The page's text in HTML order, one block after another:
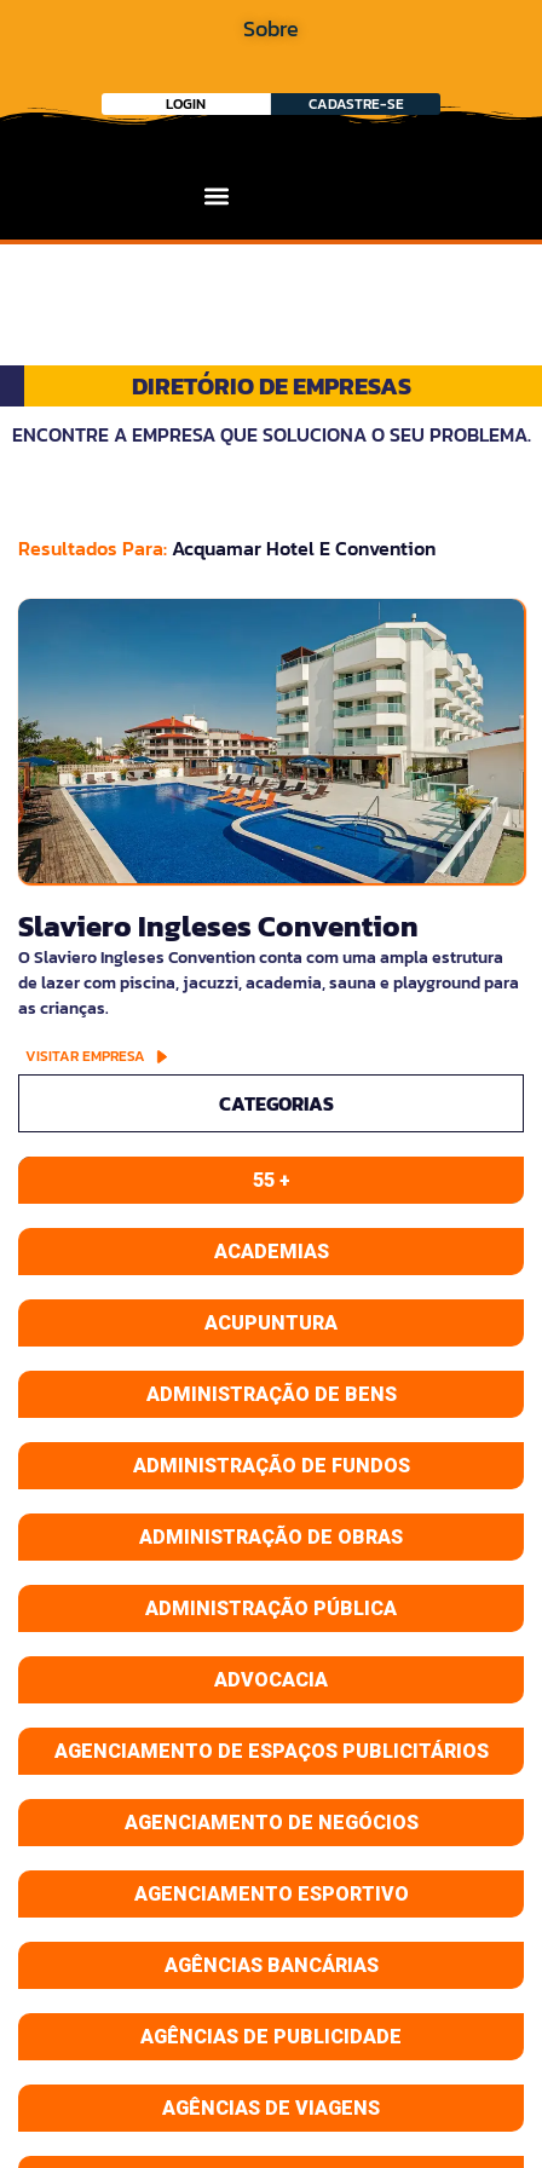
Sobre
LOGIN CADASTRE-SE
DIRETÓRIO DE EMPRESAS
ENCONTRE A EMPRESA QUE SOLUCIONA O SEU PROBLEMA.
Resultados Para:Acquamar Hotel E Convention
Slaviero Ingleses Convention
O Slaviero Ingleses Convention conta com uma ampla estrutura
de lazer com piscina, jacuzzi, academia, sauna e playground para
as crianças.
VISITAR EMPRESA
CATEGORIAS
55 +
ACADEMIAS
ACUPUNTURA
ADMINISTRAÇÃO DE BENS
ADMINISTRAÇÃO DE FUNDOS
ADMINISTRAÇÃO DE OBRAS
ADMINISTRAÇÃO PÚBLICA
ADVOCACIA
AGENCIAMENTO DE ESPAÇOS PUBLICITÁRIOS
AGENCIAMENTO DE NEGÓCIOS
AGENCIAMENTO ESPORTIVO
AGÊNCIAS BANCÁRIAS
AGÊNCIAS DE PUBLICIDADE
AGÊNCIAS DE VIAGENS